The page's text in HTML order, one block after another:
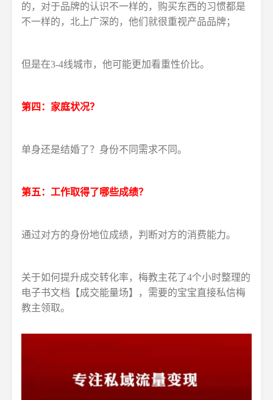
的，对于品牌的认识不一样的，购买东西的习惯都是
不一样的，北上广深的，他们就很重视产品品牌；
但是在3-4线城市，他可能更加看重性价比。
第四：家庭状况？
单身还是结婚了？身份不同需求不同。
第五：工作取得了哪些成绩？
通过对方的身份地位成绩，判断对方的消费能力。
关于如何提升成交转化率，梅教主花了4个小时整理的
电子书文档【成交能量场】，需要的宝宝直接私信梅
教主领取。